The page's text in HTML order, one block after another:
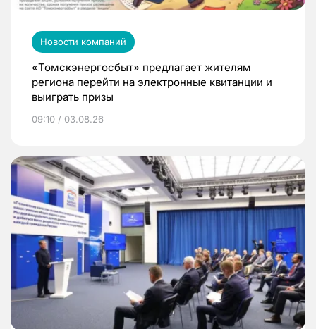
Новости компаний
«Томскэнергосбыт» предлагает жителям
региона перейти на электронные квитанции и
выиграть призы
09:10 / 03.08.26